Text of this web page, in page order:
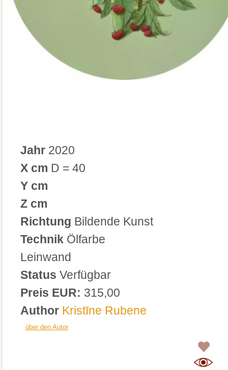
Jahr 2020
X cm D = 40
Y cm
Z cm
Richtung Bildende Kunst
Technik Ölfarbe
Leinwand
Status Verfügbar
Preis EUR: 315,00
Author Kristīne Rubene
über den Autor